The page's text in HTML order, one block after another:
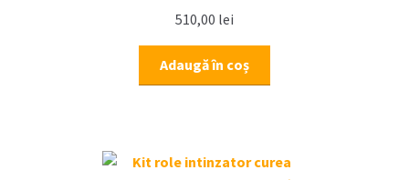
510,00 lei
Adaugă în coș